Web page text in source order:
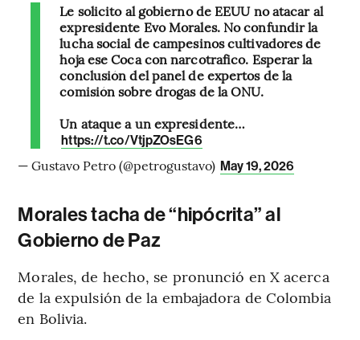
Le solicito al gobierno de EEUU no atacar al
expresidente Evo Morales. No confundir la
lucha social de campesinos cultivadores de
hoja ese Coca con narcotrafico. Esperar la
conclusión del panel de expertos de la
comisión sobre drogas de la ONU.
Un ataque a un expresidente…
https://t.co/VtjpZOsEG6
— Gustavo Petro (@petrogustavo) May 19, 2026
Morales tacha de “hipócrita” al
Gobierno de Paz
Morales, de hecho, se pronunció en X acerca
de la expulsión de la embajadora de Colombia
en Bolivia.